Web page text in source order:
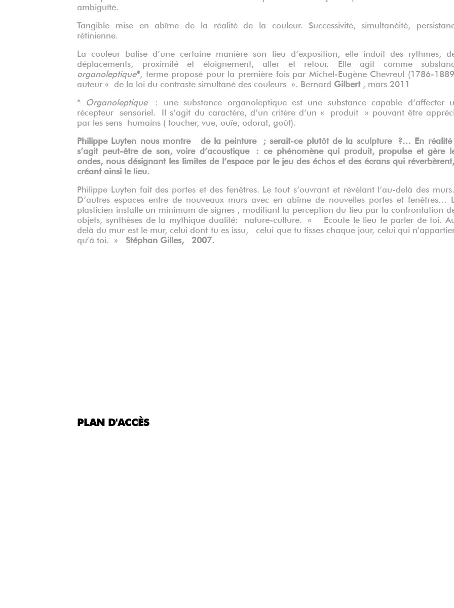
ambiguïté
Tangible mise en abîme de la réalité de la couleur. Successivité, simultanéité,
rétinienne.
La couleur balise d’une certaine manière son lieu d’exposition, elle induit des rythmes,
déplacements, proximité et éloignement, aller et retour. Elle agit comme
organoleptique* , terme proposé pour la première fois par Michel-Eugène Chevreul (1786-
auteur « de la loi du contraste simultané des couleurs » Bernard Gilbert mars 2011
* Organoleptique: une substance organoleptique est une substance capable d’affecter
récepteur sensoriel. Il s’agit du caractère, d’un critère d’un « produit » pouvant être
par les sens humains ( toucher, vue, ouïe, odorat, goût).
Philippe Luyten nous montre de la peinture ; serait-ce plutôt de la sculpture ?… En réalité
s’agit peut-être de son, voire d’acoustique : ce phénomène qui produit, propulse et gère
ondes, nous désignant les limites de l’espace par le jeu des échos et des écrans qui
créant ainsi le lieu.
Philippe Luyten fait des portes et des fenêtres. Le tout s’ouvrant et révélant l’au-delà des
D’autres espaces entre de nouveaux murs avec en abîme de nouvelles portes et fenêtres…
plasticien installe un minimum de signes , modifiant la perception du lieu par la confrontation
objets, synthèses de la mythique dualité: nature-culture. « Ecoute le lieu te parler de toi.
delà du mur est le mur, celui dont tu es issu, celui que tu tisses chaque jour, celui qui
qu’à toi. » Stéphan Gilles, 2007.
PLAN D'ACCÈS